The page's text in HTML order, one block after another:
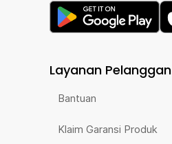
Layanan Pelanggan
Bantuan
Klaim Garansi Produk